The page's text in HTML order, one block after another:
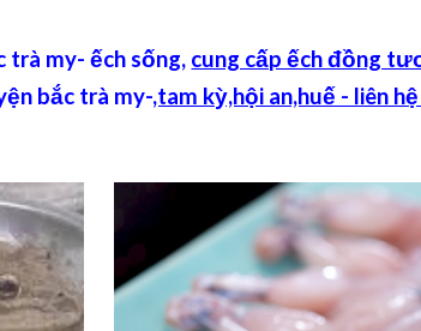
trà my- ếch sống, cung cấp ếch đồng
bắc trà my-,tam kỳ,hội an,huế - liên